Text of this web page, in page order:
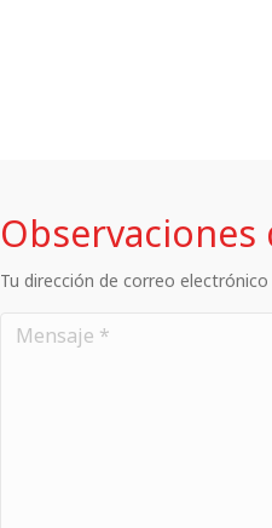
Tu dirección de correo